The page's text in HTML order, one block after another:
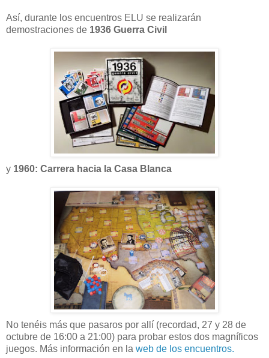
Así, durante los encuentros ELU se realizarán
demostraciones de 1936 Guerra Civil
y 1960: Carrera hacia la Casa Blanca
No tenéis más que pasaros por allí (recordad, 27 y 28 de
octubre de 16:00 a 21:00) para probar estos dos magníficos
juegos. Más información en la web de los encuentros.